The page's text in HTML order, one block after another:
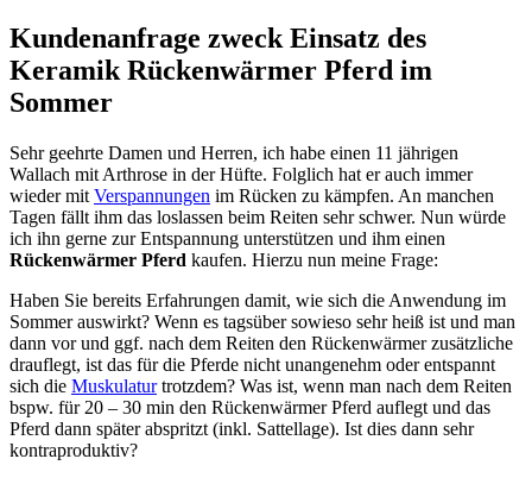
Kundenanfrage zweck Einsatz des
Keramik Rückenwärmer Pferd im
Sommer
Sehr geehrte Damen und Herren, ich habe einen 11 jährigen
Wallach mit Arthrose in der Hüfte. Folglich hat er auch immer
wieder mit Verspannungen im Rücken zu kämpfen. An manchen
Tagen fällt ihm das loslassen beim Reiten sehr schwer. Nun würde
ich ihn gerne zur Entspannung unterstützen und ihm einen
Rückenwärmer Pferd kaufen. Hierzu nun meine Frage:
Haben Sie bereits Erfahrungen damit, wie sich die Anwendung im
Sommer auswirkt? Wenn es tagsüber sowieso sehr heiß ist und man
dann vor und ggf. nach dem Reiten den Rückenwärmer zusätzliche
drauflegt, ist das für die Pferde nicht unangenehm oder entspannt
sich die Muskulaturtrotzdem? Was ist, wenn man nach dem Reiten
bspw. für 20 – 30 min den Rückenwärmer Pferd auflegt und das
Pferd dann später abspritzt (inkl. Sattellage). Ist dies dann sehr
kontraproduktiv?